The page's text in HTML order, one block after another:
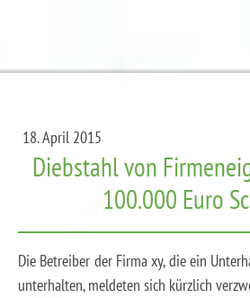
18. April 2015
Diebstahl von
100.000 Euro
Die Betreiber der Firma xy, die ein
unterhalten, meldeten sich kürzlich